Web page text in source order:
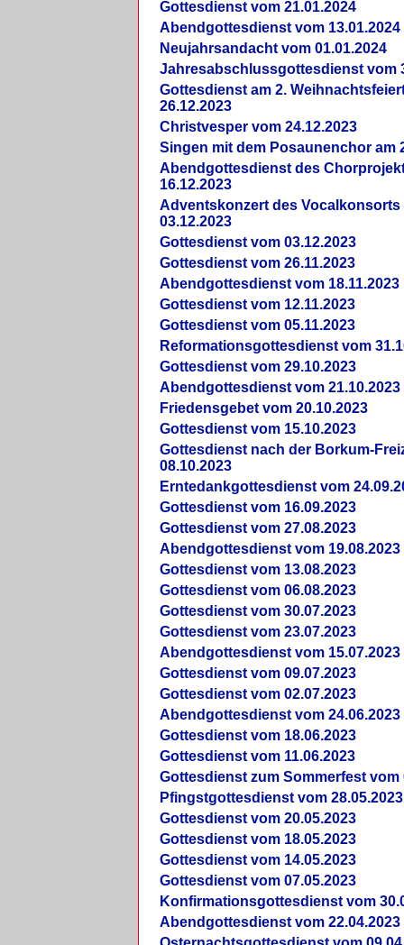
Gottesdienst vom 21.01.2024
Abendgottesdienst vom 13.01.2024
Neujahrsandacht vom 01.01.2024
Jahresabschlussgottesdienst vom
Gottesdienst am 2.
26.12.2023
Christvesper vom 24.12.2023
Singen mit dem Posaunenchor am
Abendgottesdienst des
16.12.2023
Adventskonzert des Vocalkonsorts
03.12.2023
Gottesdienst vom 03.12.2023
Gottesdienst vom 26.11.2023
Abendgottesdienst vom 18.11.2023
Gottesdienst vom 12.11.2023
Gottesdienst vom 05.11.2023
Reformationsgottesdienst vom
Gottesdienst vom 29.10.2023
Abendgottesdienst vom 21.10.2023
Friedensgebet vom 20.10.2023
Gottesdienst vom 15.10.2023
Gottesdienst nach der Borkum-
08.10.2023
Erntedankgottesdienst vom
Gottesdienst vom 16.09.2023
Gottesdienst vom 27.08.2023
Abendgottesdienst vom 19.08.2023
Gottesdienst vom 13.08.2023
Gottesdienst vom 06.08.2023
Gottesdienst vom 30.07.2023
Gottesdienst vom 23.07.2023
Abendgottesdienst vom 15.07.2023
Gottesdienst vom 09.07.2023
Gottesdienst vom 02.07.2023
Abendgottesdienst vom 24.06.2023
Gottesdienst vom 18.06.2023
Gottesdienst vom 11.06.2023
Gottesdienst zum Sommerfest vom
Pfingstgottesdienst vom 28.05.2023
Gottesdienst vom 20.05.2023
Gottesdienst vom 18.05.2023
Gottesdienst vom 14.05.2023
Gottesdienst vom 07.05.2023
Konfirmationsgottesdienst vom
Abendgottesdienst vom 22.04.2023